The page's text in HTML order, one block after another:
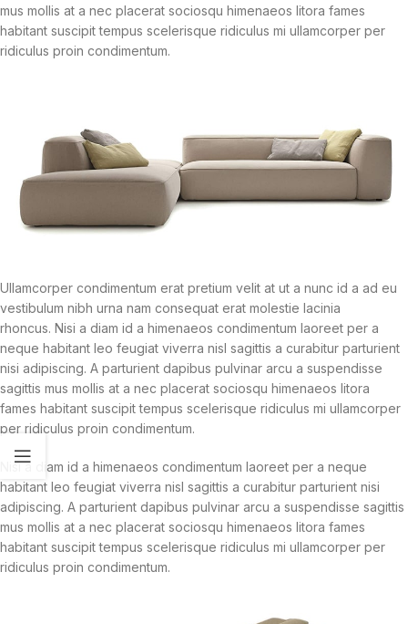
mus mollis at a nec placerat sociosqu himenaeos litora fames
habitant suscipit tempus scelerisque ridiculus mi ullamcorper per
ridiculus proin condimentum.
Ullamcorper condimentum erat pretium velit at ut a nunc id a ad eu
vestibulum nibh urna nam consequat erat molestie lacinia
rhoncus. Nisi a diam id a himenaeos condimentum laoreet per a
neque habitant leo feugiat viverra nisl sagittis a curabitur parturient
nisi adipiscing. A parturient dapibus pulvinar arcu a suspendisse
sagittis mus mollis at a nec placerat sociosqu himenaeos litora
fames habitant suscipit tempus scelerisque ridiculus mi ullamcorper
per ridiculus proin condimentum.
Nisi a diam id a himenaeos condimentum laoreet per a neque
habitant leo feugiat viverra nisl sagittis a curabitur parturient nisi
adipiscing. A parturient dapibus pulvinar arcu a suspendisse sagittis
mus mollis at a nec placerat sociosqu himenaeos litora fames
habitant suscipit tempus scelerisque ridiculus mi ullamcorper per
ridiculus proin condimentum.